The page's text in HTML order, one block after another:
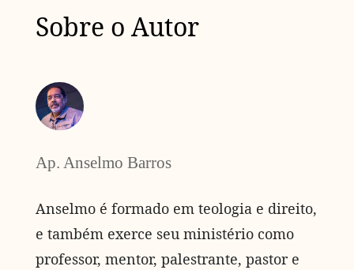
Sobre o Autor
Ap. Anselmo Barros
Anselmo é formado em teologia e direito,
e também exerce seu ministério como
professor, mentor, palestrante, pastor e